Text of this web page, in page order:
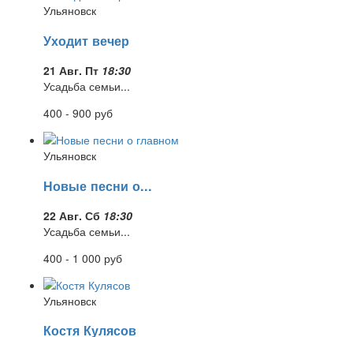
Ульяновск
Уходит вечер
21 Авг. Пт 18:30
Усадьба семьи...
400 - 900 руб
Ульяновск
Новые песни о...
22 Авг. Сб 18:30
Усадьба семьи...
400 - 1 000 руб
Ульяновск
Костя Кулясов